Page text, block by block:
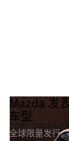
Mazda 发
车型
全球限量发行。